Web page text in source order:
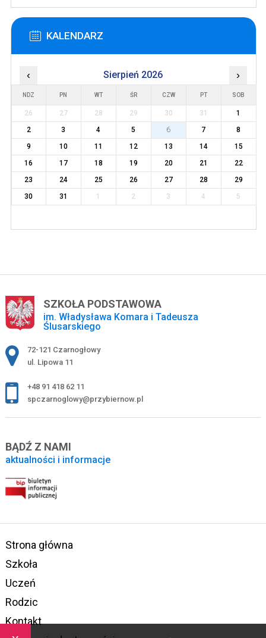
KALENDARZ
‹ Sierpień 2026 ›
NDZ PN WT ŚR CZW PT SOB
26 27 28 29 30 31
1
2
3 4 5 6 7
8
9
10 11 12 13 14
15
16
17 18 19 20 21
22
23
24 25 26 27 28
29
30
31 1 2 3 4 5
SZKOŁA PODSTAWOWA
im. Władysława Komara i Tadeusza
Ślusarskiego
Adres pocztowy:
72-121 Czarnogłowy
ul. Lipowa 11
+48 91 418 62 11
spczarnoglowy@przybiernow.pl
BĄDŹ Z NAMI
aktualności i informacje
Strona główna
Szkoła
Uczeń
Rodzic
Kontakt